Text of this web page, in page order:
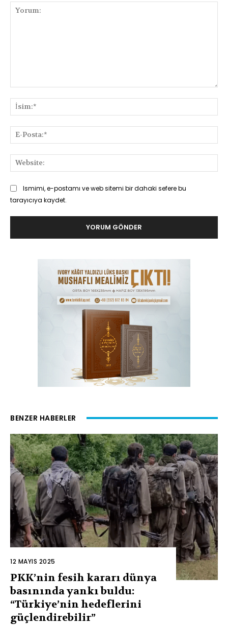
Ismimi, e-postamı ve web sitemi bir dahaki sefere bu
tarayıcıya kaydet.
BENZER HABERLER
12 MAYIS 2025
PKK’nin fesih kararı dünya
basınında yankı buldu:
“Türkiye’nin hedeflerini
güçlendirebilir”